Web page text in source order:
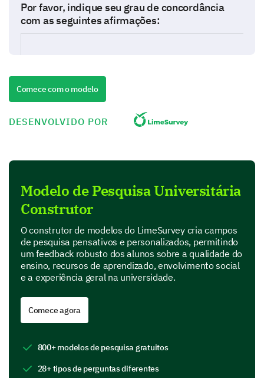
Por favor, indique seu grau de concordância
com as seguintes afirmações:
Os professores são competentes e entusiasmados
As tarefas e projetos aprimoram meu aprendizado
Sua Experiência Emocional e Social
Agora vamos discutir sua experiência emocional e
social na nossa universidade.
Quais das seguintes atividades você participou
ativamente no último ano acadêmico? (por
favor, selecione todas que se aplicam e forneça
Clubes de estudantes
Comece com o modelo
DESENVOLVIDO POR
Modelo de Pesquisa Universitária
Construtor
O construtor de modelos do LimeSurvey cria campos
de pesquisa pensativos e personalizados, permitindo
um feedback robusto dos alunos sobre a qualidade do
ensino, recursos de aprendizado, envolvimento social
e a experiência geral na universidade.
Comece agora
800+ modelos de pesquisa gratuitos
28+ tipos de perguntas diferentes